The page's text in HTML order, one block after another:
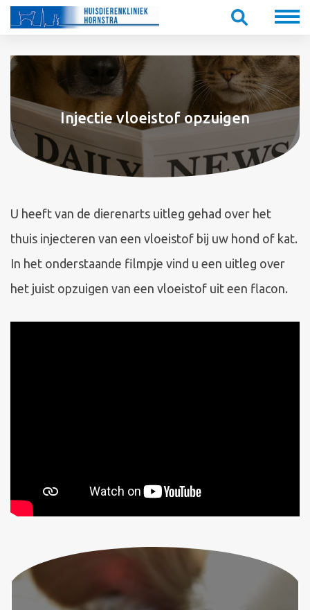
Injectie vloeistof opzuigen
U heeft van de dierenarts uitleg gehad over het
thuis injecteren van een vloeistof bij uw hond of kat.
In het onderstaande filmpje vind u een uitleg over
het juist opzuigen van een vloeistof uit een flacon.